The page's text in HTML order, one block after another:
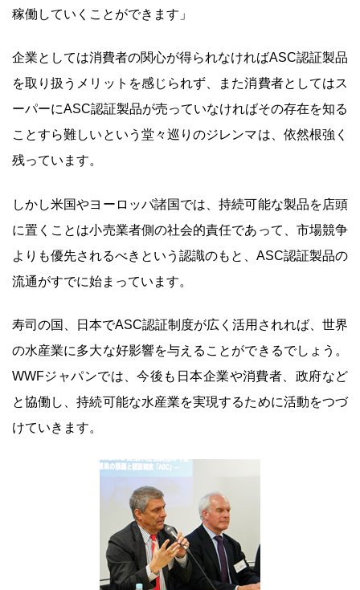
稼働していくことができます」
企業としては消費者の関心が得られなければASC認証製品
を取り扱うメリットを感じられず、また消費者としてはス
ーパーにASC認証製品が売っていなければその存在を知る
ことすら難しいという堂々巡りのジレンマは、依然根強く
残っています。
しかし米国やヨーロッパ諸国では、持続可能な製品を店頭
に置くことは小売業者側の社会的責任であって、市場競争
よりも優先されるべきという認識のもと、ASC認証製品の
流通がすでに始まっています。
寿司の国、日本でASC認証制度が広く活用されれば、世界
の水産業に多大な好影響を与えることができるでしょう。
WWFジャパンでは、今後も日本企業や消費者、政府など
と協働し、持続可能な水産業を実現するために活動をつづ
けていきます。